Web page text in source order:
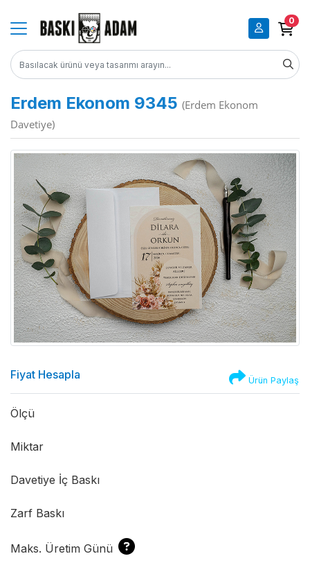
0
Erdem Ekonom 9345 (Erdem Ekonom
Davetiye)
Fiyat Hesapla Ürün Paylaş
Ölçü
Miktar
Davetiye İç Baskı
Zarf Baskı
Maks. Üretim Günü